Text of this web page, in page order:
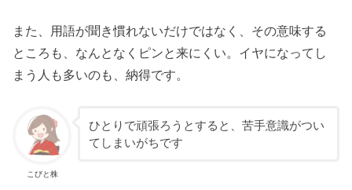
また、用語が聞き慣れないだけではなく、その意味する
ところも、なんとなくピンと来にくい。イヤになってし
まう人も多いのも、納得です。
こびと株
ひとりで頑張ろうとすると、苦手意識がつい
てしまいがちです